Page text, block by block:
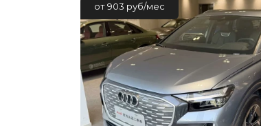
от 903 руб/мес